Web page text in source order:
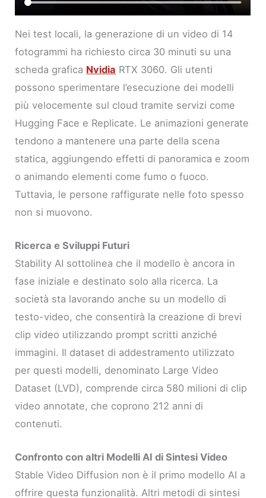
Nei test locali, la generazione di un video di 14
fotogrammi ha richiesto circa 30 minuti su una
scheda grafica Nvidia RTX 3060. Gli utenti
possono sperimentare l’esecuzione dei modelli
più velocemente sul cloud tramite servizi come
Hugging Face e Replicate. Le animazioni generate
tendono a mantenere una parte della scena
statica, aggiungendo effetti di panoramica e zoom
o animando elementi come fumo o fuoco.
Tuttavia, le persone raffigurate nelle foto spesso
non si muovono.
Ricerca e Sviluppi Futuri
Stability AI sottolinea che il modello è ancora in
fase iniziale e destinato solo alla ricerca. La
società sta lavorando anche su un modello di
testo-video, che consentirà la creazione di brevi
clip video utilizzando prompt scritti anziché
immagini. Il dataset di addestramento utilizzato
per questi modelli, denominato Large Video
Dataset (LVD), comprende circa 580 milioni di clip
video annotate, che coprono 212 anni di
contenuti.
Confronto con altri Modelli AI di Sintesi Video
Stable Video Diffusion non è il primo modello AI a
offrire questa funzionalità. Altri metodi di sintesi